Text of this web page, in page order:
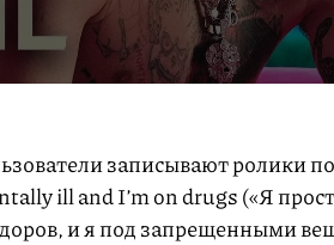
записывают ролики
ill and I’m on drugs («Я
и я под запрещенными